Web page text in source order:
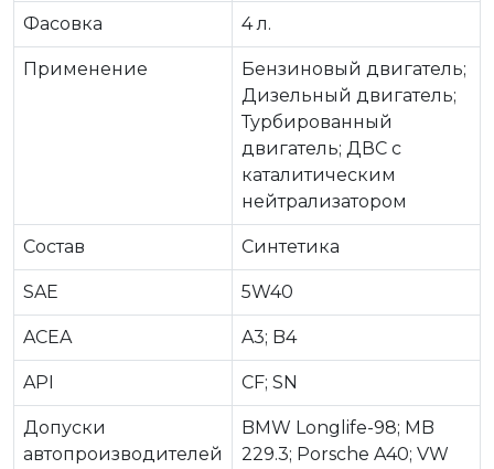
Фасовка 4 л.
Применение
Бензиновый двигатель;
Дизельный двигатель;
Турбированный
двигатель; ДВС c
каталитическим
нейтрализатором
Состав Синтетика
SAE 5W40
ACEA A3; B4
API CF; SN
Допуски
автопроизводителей
BMW Longlife-98; MB
229.3; Porsche A40; VW